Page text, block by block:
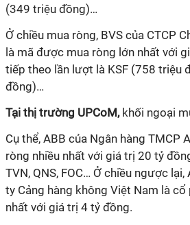
(349 triệu đồng)…
Ở chiều mua ròng, BVS của CTCP
là mã được mua ròng lớn nhất với
tiếp theo lần lượt là KSF (758 triệu
đồng)…
Tại thị trường UPCoM,khối ngoại
Cụ thể, ABB của Ngân hàng TMCP
ròng nhiều nhất với giá trị 20 tỷ
TVN, QNS, FOC… Ở chiều ngược lại,
ty Cảng hàng không Việt Nam là
nhất với giá trị 4 tỷ đồng.